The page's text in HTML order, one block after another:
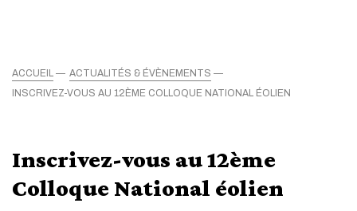
ACCUEIL
ACTUALITÉS & ÉVÈNEMENTS
INSCRIVEZ-VOUS AU 12ÈME COLLOQUE NATIONAL ÉOLIEN
Inscrivez-vous au 12ème
Colloque National éolien